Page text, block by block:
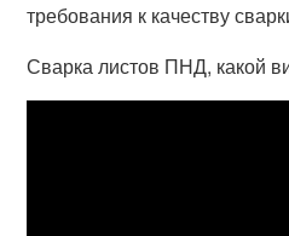
требования к качеству
Сварка листов ПНД, какой